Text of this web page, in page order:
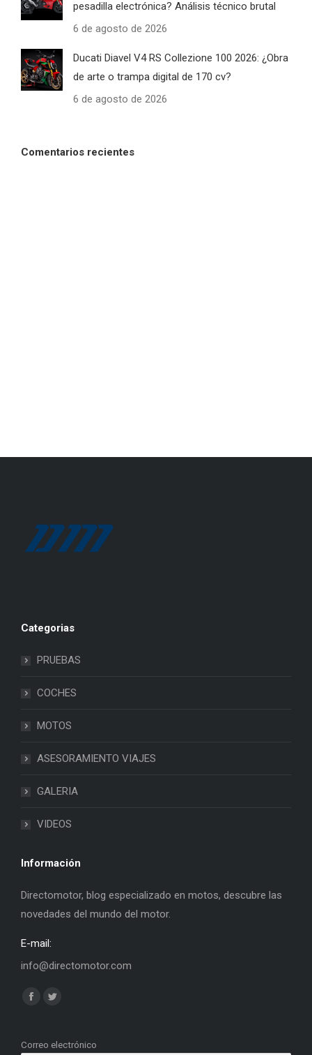
pesadilla electrónica? Análisis técnico brutal
6 de agosto de 2026
Ducati Diavel V4 RS Collezione 100 2026: ¿Obra
de arte o trampa digital de 170 cv?
6 de agosto de 2026
Comentarios recientes
Categorias
PRUEBAS
COCHES
MOTOS
ASESORAMIENTO VIAJES
GALERIA
VIDEOS
Información
Directomotor, blog especializado en motos, descubre las
novedades del mundo del motor.
E-mail:
info@directomotor.com
Find us on:
Facebook
opens
Twitter
opens
Correo electrónico